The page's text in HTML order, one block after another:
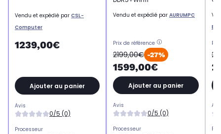
Vendu et expédié par CSL-
Computer
1239,00€
Ajouter au panier
Avis
0/5 (0)
Processeur
Vendu et expédié par AURUMPC
Prix de référence
2199,00€ -27%
1599,00€
Ajouter au panier
Avis
0/5 (0)
Processeur